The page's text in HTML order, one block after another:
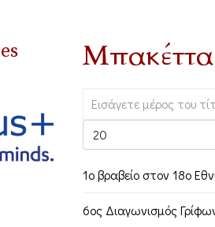
Μπακέττα
1o βραβείο στον 18ο
6ος Διαγωνισμός